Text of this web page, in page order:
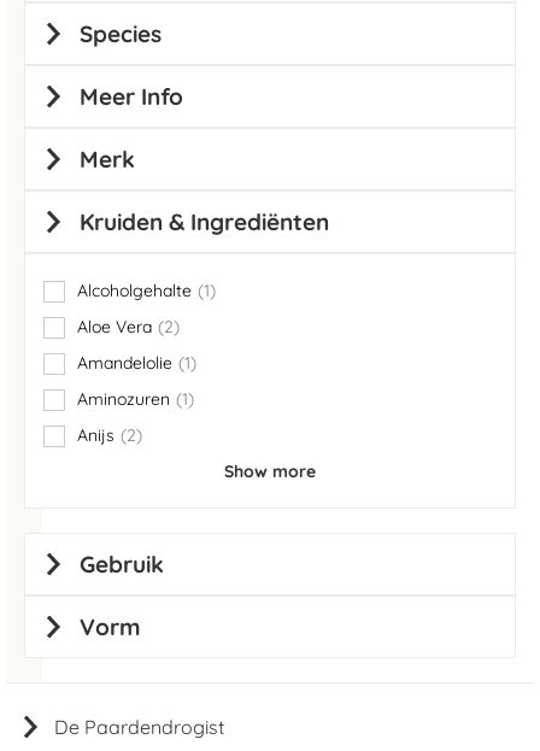
De Paardendrogist
Species
Meer Info
Merk
Kruiden & Ingrediënten
Alcoholgehalte 1
item
Aloe Vera
2
items
Amandelolie 1
item
Aminozuren
1
item
Anijs
2
items
Show more
Gebruik
Vorm